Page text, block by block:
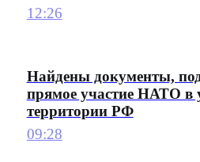
12:26
Найдены документы,
прямое участие НАТО в
территории РФ
09:28